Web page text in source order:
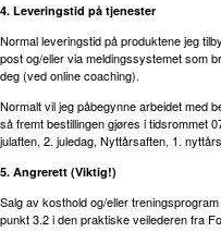
4. Leveringstid på tjenester
Normal leveringstid på produktene jeg
post og/eller via meldingssystemet som
deg (ved online coaching).
Normalt vil jeg påbegynne arbeidet med
så fremt bestillingen gjøres i tidsrommet
julaften, 2. juledag, Nyttårsaften, 1.
5. Angrerett (Viktig!)
Salg av kosthold og/eller
punkt 3.2 i den praktiske veilederen fra